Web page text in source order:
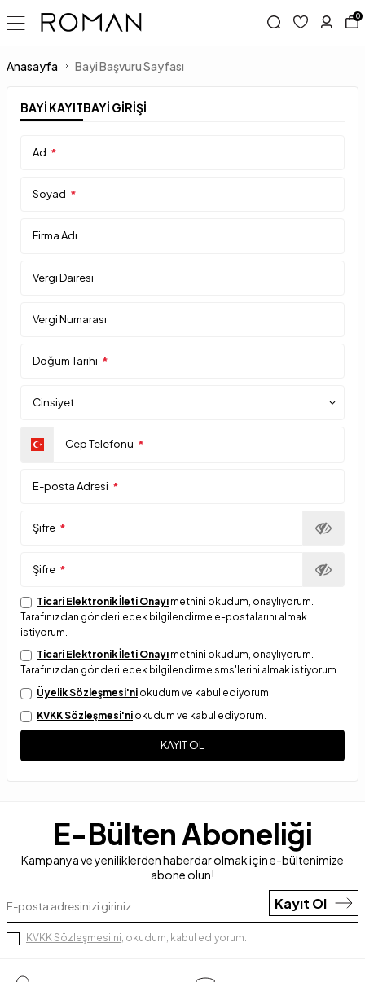
0
Anasayfa Bayi Başvuru Sayfası
BAYI KAYITBAYI GIRIŞI
Ad *
Soyad *
Firma Adı
Vergi Dairesi
Vergi Numarası
Doğum Tarihi *
Cinsiyet
Cep Telefonu *
E-posta Adresi *
Şifre *
Şifre *
Ticari Elektronik İleti Onayı metnini okudum, onaylıyorum.
Tarafınızdan gönderilecek bilgilendirme e-postalarını almak
istiyorum.
Ticari Elektronik İleti Onayı metnini okudum, onaylıyorum.
Tarafınızdan gönderilecek bilgilendirme sms'lerini almak istiyorum.
Üyelik Sözleşmesi'ni okudum ve kabul ediyorum.
KVKK Sözleşmesi'ni okudum ve kabul ediyorum.
KAYIT OL
E-Bülten Aboneliği
Kampanya ve yeniliklerden haberdar olmak için e-bültenimize
abone olun!
Kayıt Ol
KVKK Sözleşmesi'ni, okudum, kabul ediyorum.